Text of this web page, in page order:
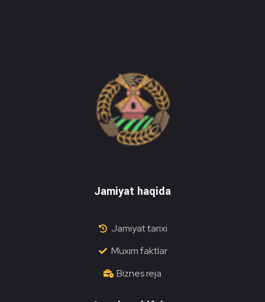
Jamiyat haqida
Jamiyat tarixi
Muxim faktlar
Biznes reja